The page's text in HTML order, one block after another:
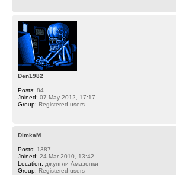
Den1982
Posts: 84
Joined: 07 May 2012, 17:17
Group: Registered users
DimkaM
Posts: 1387
Joined: 24 Mar 2010, 13:42
Location: джунгли Амазонки
Group: Registered users